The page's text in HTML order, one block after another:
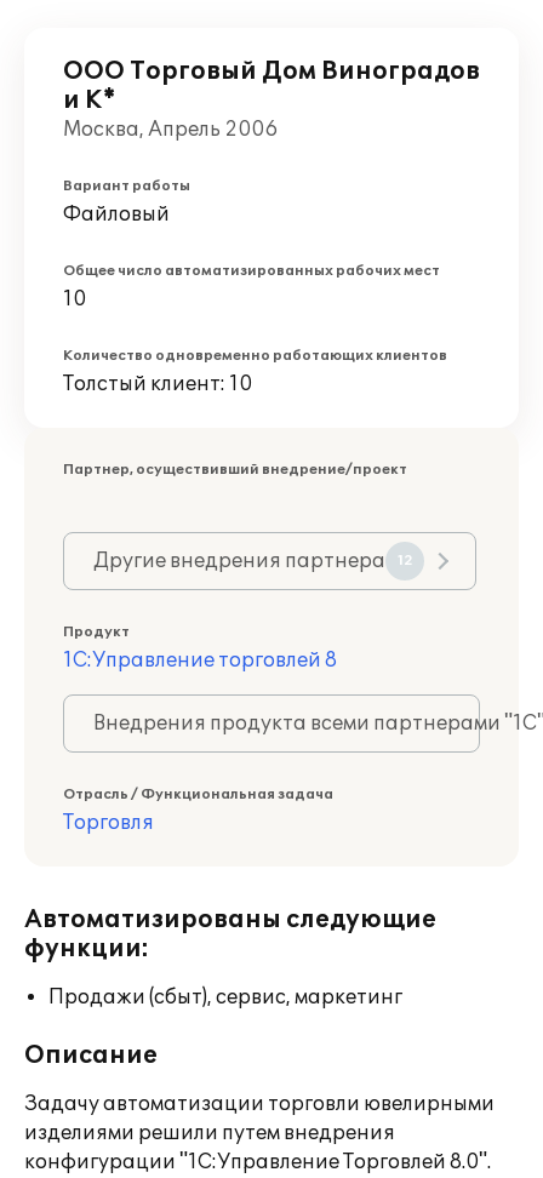
ООО Торговый Дом Виноградов
и К*
Москва, Апрель 2006
Вариант работы
Файловый
Общее число автоматизированных рабочих мест
10
Количество одновременно работающих клиентов
Толстый клиент: 10
Партнер, осуществивший внедрение/проект
Другие внедрения партнера 12
Продукт
1С:Управление торговлей 8
Внедрения продукта всеми партнерами
Отрасль / Функциональная задача
Торговля
Автоматизированы следующие
функции:
Продажи (сбыт), сервис, маркетинг
Описание
Задачу автоматизации торговли ювелирными
изделиями решили путем внедрения
конфигурации "1С:Управление Торговлей 8.0".